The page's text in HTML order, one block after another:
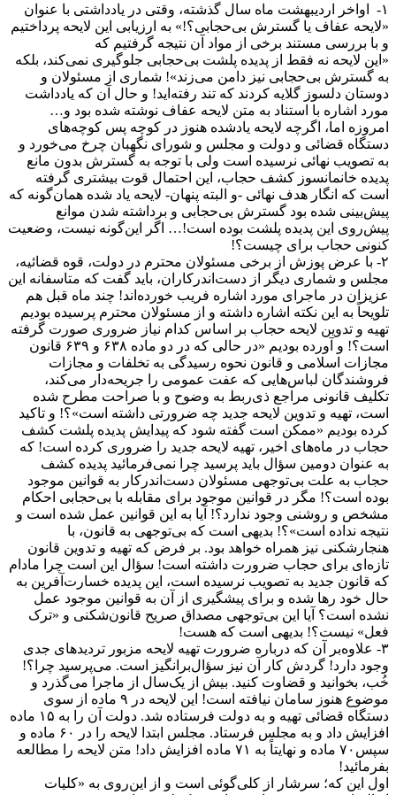
۱- اواخر اردیبهشت ماه سال گذشته، وقتی در یادداشتی با عنوان
«‌لایحه ‌عفاف یا گسترش بی‌حجابی؟!‌» به ارزیابی این لایحه پرداختیم
و با بررسی مستند برخی از مواد آن نتیجه گرفتیم که
«‌این لایحه نه فقط از پدیده پلشت بی‌حجابی جلوگیری نمی‌کند، بلکه
به گسترش بی‌حجابی نیز دامن می‌زند‌»! شماری از مسئولان و
دوستان دلسوز گلایه کردند که تند رفته‌اید! و حال آن که یادداشت
مورد ‌اشاره با استناد به متن لایحه عفاف نوشته شده بود و…
امروزه اما، اگرچه لایحه یاد‌شده هنوز در کوچه پس کوچه‌های
دستگاه قضائی و دولت و مجلس و شورای نگهبان چرخ می‌خورد و
به تصویب نهائی نرسیده است ولی با توجه به گسترش بدون مانع
پدیده خانمانسوز کشف حجاب، این احتمال قوت بیشتری گرفته
است که انگار هدف نهائی -و البته پنهان- لایحه یاد شده همان‌گونه که
پیش‌بینی شده بود گسترش بی‌حجابی و برداشته شدن موانع
پیش‌روی این پدیده پلشت بوده است!‌… اگر این‌گونه نیست، وضعیت
کنونی حجاب برای چیست؟!
۲- با عرض پوزش از برخی مسئولان محترم در دولت، قوه قضائیه،
مجلس و شماری دیگر از دست‌اندرکاران، باید گفت که متاسفانه این
عزیزان در ماجرای مورد اشاره فریب خورده‌اند! چند ماه قبل هم
تلویحاً به این نکته اشاره داشته و از مسئولان محترم پرسیده بودیم
تهیه و تدوین لایحه حجاب بر اساس کدام نیاز ضروری صورت گرفته
است؟! و آورده بودیم «‌در حالی که در دو ماده ۶۳۸ و ۶۳۹ قانون
مجازات اسلامی و قانون نحوه رسیدگی به تخلفات و مجازات
فروشندگان لباس‌هایی که عفت عمومی را جریحه‌دار می‌کند،
تکلیف قانونی مراجع ذی‌ربط به وضوح و با صراحت مطرح شده
است، تهیه و تدوین لایحه جدید چه ضرورتی داشته است‌»؟! و تاکید
کرده بودیم «‌ممکن است گفته شود که پیدایش پدیده پلشت کشف
حجاب در ماه‌های اخیر، تهیه لایحه جدید را ضروری کرده است! که
به عنوان دومین سؤال باید پرسید چرا نمی‌فرمائید پدیده کشف
حجاب به علت بی‌توجهی مسئولان دست‌اندر‌کار به قوانین موجود
بوده است؟! مگر در قوانین موجود برای مقابله با بی‌حجابی احکام
مشخص و روشنی وجود ندارد؟! آیا به این قوانین عمل شده است و
نتیجه نداده است‌»؟! بدیهی است که بی‌توجهی به قانون، با
هنجار‌شکنی نیز همراه خواهد بود. بر فرض که تهیه و تدوین قانون
تازه‌ای برای حجاب ضرورت داشته است! سؤال این است چرا مادام
که قانون جدید به تصویب نرسیده است، این پدیده خسارت‌آفرین به
حال خود رها شده و برای پیشگیری از آن به قوانین موجود عمل
نشده است؟ آیا این بی‌توجهی مصداق صریح قانون‌شکنی و «‌ترک
فعل‌» نیست؟! بدیهی است که هست‌!
۳- علاوه‌بر آن که درباره ضرورت تهیه لایحه مزبور تردیدهای جدی
وجود دارد! گردش کار آن نیز سؤال‌برانگیز است. می‌پرسید چرا؟!
خُب، بخوانید و قضاوت کنید. بیش از یک‌سال از ماجرا می‌گذرد و
موضوع هنوز سامان نیافته است! این لایحه در ۹ ماده از سوی
دستگاه قضائی تهیه و به دولت فرستاده شد. دولت آن را به ۱۵ ماده
افزایش داد و به مجلس فرستاد. مجلس ابتدا لایحه را در ۶۰ ماده و
سپس۷۰ ماده و نهایتاً به ۷۱ ماده افزایش داد! متن لایحه را مطالعه
بفرمائید!
اول این که؛ سرشار از کلی‌گوئی است و از این‌روی به «کلیات